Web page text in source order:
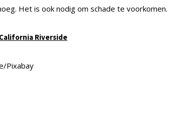
Het is ook nodig om schade te voorkomen.
Riverside
Pixabay